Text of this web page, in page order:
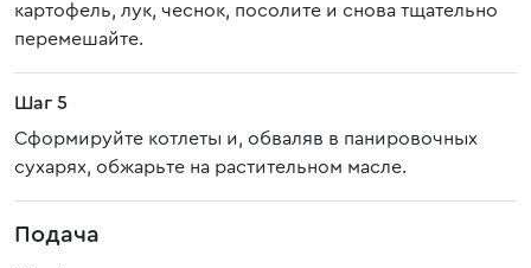
картофель, лук, чеснок, посолите и снова тщательно
перемешайте.
Шаг 5
Сформируйте котлеты и, обваляв в панировочных
сухарях, обжарьте на растительном масле.
Подача